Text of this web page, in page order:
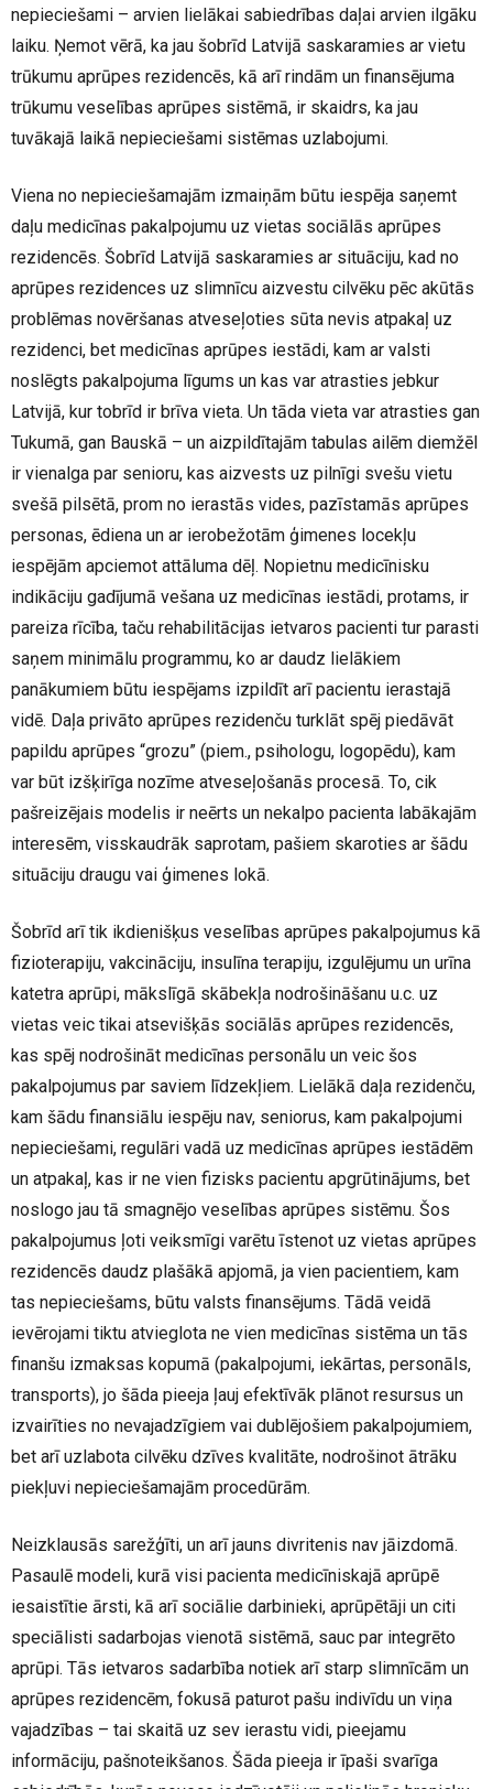
nepieciešami – arvien lielākai sabiedrības daļai arvien ilgāku
laiku. Ņemot vērā, ka jau šobrīd Latvijā saskaramies ar vietu
trūkumu aprūpes rezidencēs, kā arī rindām un finansējuma
trūkumu veselības aprūpes sistēmā, ir skaidrs, ka jau
tuvākajā laikā nepieciešami sistēmas uzlabojumi.
Viena no nepieciešamajām izmaiņām būtu iespēja saņemt
daļu medicīnas pakalpojumu uz vietas sociālās aprūpes
rezidencēs. Šobrīd Latvijā saskaramies ar situāciju, kad no
aprūpes rezidences uz slimnīcu aizvestu cilvēku pēc akūtās
problēmas novēršanas atveseļoties sūta nevis atpakaļ uz
rezidenci, bet medicīnas aprūpes iestādi, kam ar valsti
noslēgts pakalpojuma līgums un kas var atrasties jebkur
Latvijā, kur tobrīd ir brīva vieta. Un tāda vieta var atrasties gan
Tukumā, gan Bauskā – un aizpildītajām tabulas ailēm diemžēl
ir vienalga par senioru, kas aizvests uz pilnīgi svešu vietu
svešā pilsētā, prom no ierastās vides, pazīstamās aprūpes
personas, ēdiena un ar ierobežotām ģimenes locekļu
iespējām apciemot attāluma dēļ. Nopietnu medicīnisku
indikāciju gadījumā vešana uz medicīnas iestādi, protams, ir
pareiza rīcība, taču rehabilitācijas ietvaros pacienti tur parasti
saņem minimālu programmu, ko ar daudz lielākiem
panākumiem būtu iespējams izpildīt arī pacientu ierastajā
vidē. Daļa privāto aprūpes rezidenču turklāt spēj piedāvāt
papildu aprūpes “grozu” (piem., psihologu, logopēdu), kam
var būt izšķirīga nozīme atveseļošanās procesā. To, cik
pašreizējais modelis ir neērts un nekalpo pacienta labākajām
interesēm, visskaudrāk saprotam, pašiem skaroties ar šādu
situāciju draugu vai ģimenes lokā.
Šobrīd arī tik ikdienišķus veselības aprūpes pakalpojumus kā
fizioterapiju, vakcināciju, insulīna terapiju, izgulējumu un urīna
katetra aprūpi, mākslīgā skābekļa nodrošināšanu u.c. uz
vietas veic tikai atsevišķās sociālās aprūpes rezidencēs,
kas spēj nodrošināt medicīnas personālu un veic šos
pakalpojumus par saviem līdzekļiem. Lielākā daļa rezidenču,
kam šādu finansiālu iespēju nav, seniorus, kam pakalpojumi
nepieciešami, regulāri vadā uz medicīnas aprūpes iestādēm
un atpakaļ, kas ir ne vien fizisks pacientu apgrūtinājums, bet
noslogo jau tā smagnējo veselības aprūpes sistēmu. Šos
pakalpojumus ļoti veiksmīgi varētu īstenot uz vietas aprūpes
rezidencēs daudz plašākā apjomā, ja vien pacientiem, kam
tas nepieciešams, būtu valsts finansējums. Tādā veidā
ievērojami tiktu atvieglota ne vien medicīnas sistēma un tās
finanšu izmaksas kopumā (pakalpojumi, iekārtas, personāls,
transports), jo šāda pieeja ļauj efektīvāk plānot resursus un
izvairīties no nevajadzīgiem vai dublējošiem pakalpojumiem,
bet arī uzlabota cilvēku dzīves kvalitāte, nodrošinot ātrāku
piekļuvi nepieciešamajām procedūrām.
Neizklausās sarežģīti, un arī jauns divritenis nav jāizdomā.
Pasaulē modeli, kurā visi pacienta medicīniskajā aprūpē
iesaistītie ārsti, kā arī sociālie darbinieki, aprūpētāji un citi
speciālisti sadarbojas vienotā sistēmā, sauc par integrēto
aprūpi. Tās ietvaros sadarbība notiek arī starp slimnīcām un
aprūpes rezidencēm, fokusā paturot pašu indivīdu un viņa
vajadzības – tai skaitā uz sev ierastu vidi, pieejamu
informāciju, pašnoteikšanos. Šāda pieeja ir īpaši svarīga